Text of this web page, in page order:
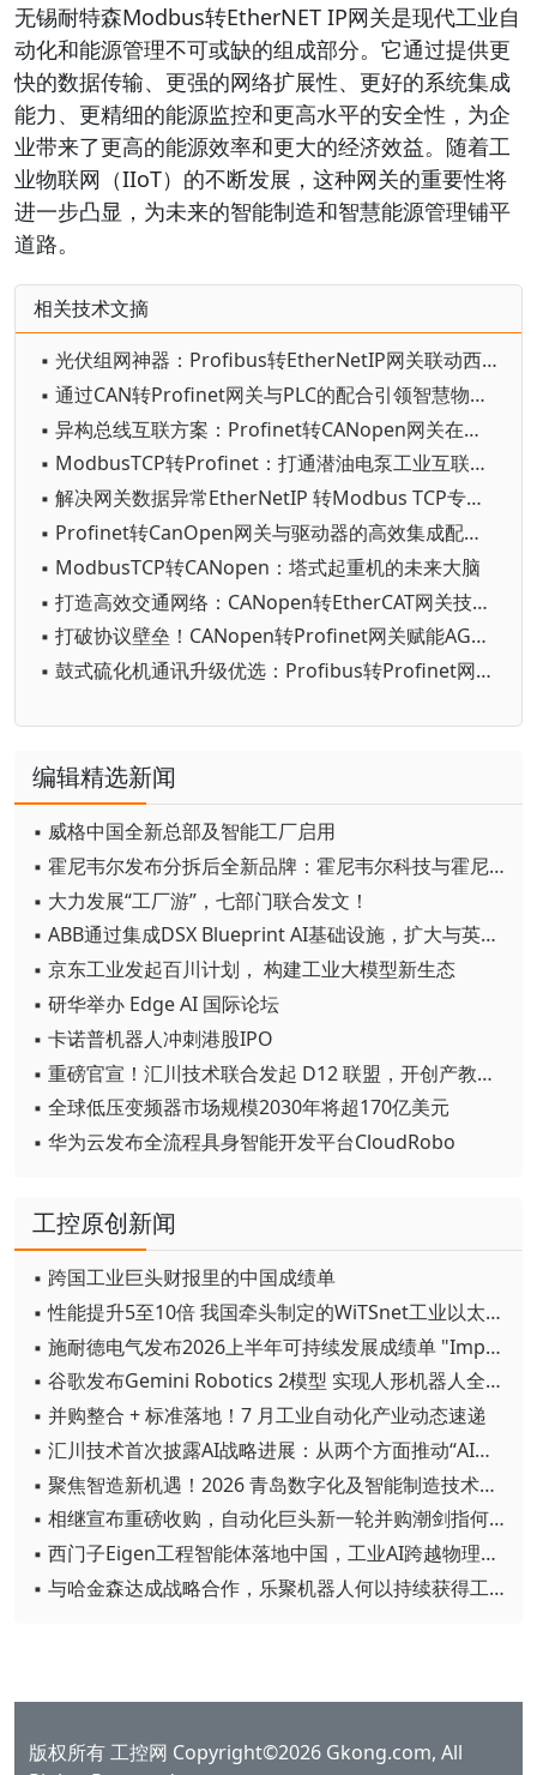
无锡耐特森Modbus转EtherNET IP网关是现代工业自
动化和能源管理不可或缺的组成部分。它通过提供更
快的数据传输、更强的网络扩展性、更好的系统集成
能力、更精细的能源监控和更高水平的安全性，为企
业带来了更高的能源效率和更大的经济效益。随着工
业物联网（IIoT）的不断发展，这种网关的重要性将
进一步凸显，为未来的智能制造和智慧能源管理铺平
道路。
相关技术文摘
▪ 光伏组网神器：Profibus转EtherNetIP网关联动西门子控制
▪ 通过CAN转Profinet网关与PLC的配合引领智慧物流的未来
▪ 异构总线互联方案：Profinet转CANopen网关在立体仓库中的应用探析
▪ ModbusTCP转Profinet：打通潜油电泵工业互联新路径
▪ 解决网关数据异常EtherNetIP 转Modbus TCP专用动态监测
▪ Profinet转CanOpen网关与驱动器的高效集成配置实践
▪ ModbusTCP转CANopen：塔式起重机的未来大脑
▪ 打造高效交通网络：CANopen转EtherCAT网关技术解析
▪ 打破协议壁垒！CANopen转Profinet网关赋能AGV智能化升级
▪ 鼓式硫化机通讯升级优选：Profibus转Profinet网关，高效稳定不宕机
编辑精选新闻
▪ 威格中国全新总部及智能工厂启用
▪ 霍尼韦尔发布分拆后全新品牌：霍尼韦尔科技与霍尼韦尔航空航天
▪ 大力发展“工厂游”，七部门联合发文！
▪ ABB通过集成DSX Blueprint AI基础设施，扩大与英伟达的合作
▪ 京东工业发起百川计划， 构建工业大模型新生态
▪ 研华举办 Edge AI 国际论坛
▪ 卡诺普机器人冲刺港股IPO
▪ 重磅官宣！汇川技术联合发起 D12 联盟，开创产教融合新范式
▪ 全球低压变频器市场规模2030年将超170亿美元
▪ 华为云发布全流程具身智能开发平台CloudRobo
工控原创新闻
▪ 跨国工业巨头财报里的中国成绩单
▪ 性能提升5至10倍 我国牵头制定的WiTSnet工业以太网国际标准正式发布
▪ 施耐德电气发布2026上半年可持续发展成绩单 "Impact 2030"路线图开局稳健
▪ 谷歌发布Gemini Robotics 2模型 实现人形机器人全身智能控制突破
▪ 并购整合 + 标准落地！7 月工业自动化产业动态速递
▪ 汇川技术首次披露AI战略进展：从两个方面推动“AI业务化”落地
▪ 聚焦智造新机遇！2026 青岛数字化及智能制造技术论坛圆满落幕
▪ 相继宣布重磅收购，自动化巨头新一轮并购潮剑指何方？
▪ 西门子Eigen工程智能体落地中国，工业AI跨越物理世界“确定性”拐点
▪ 与哈金森达成战略合作，乐聚机器人何以持续获得工业巨头青睐？
版权所有 工控网 Copyright©2026 Gkong.com, All